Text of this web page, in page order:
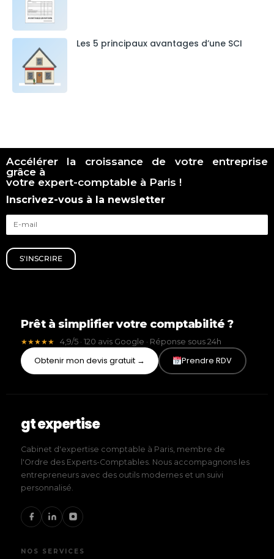
Les 5 principaux avantages d’une SCI
Accélérer la croissance de votre entreprise
grâce à
votre expert-comptable à Paris !
Inscrivez-vous à la newsletter
S'INSCRIRE
Prêt à simplifier votre comptabilité ?
★★★★★ 4,9/5 · 120 avis Google · Réponse sous 24h
Obtenir mon devis gratuit → Prendre RDV
gt expertise
Cabinet d'expertise comptable à Paris, membre de
l'Ordre des Experts-Comptables. Nous accompagnons les
entrepreneurs avec des outils modernes et un suivi
personnalisé.
NOS SERVICES